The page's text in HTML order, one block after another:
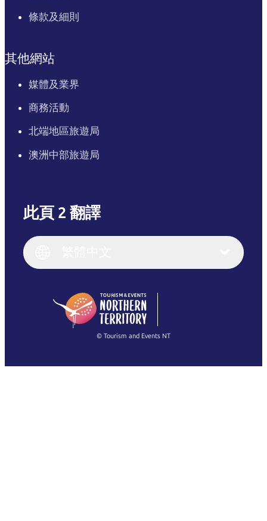
條款及細則
其他網站
媒體及業界
商務活動
北端地區旅遊局
澳洲中部旅遊局
此頁 2 翻譯
English (US)
English
(Singapore)
Français
繁體中文
© Tourism and Events NT